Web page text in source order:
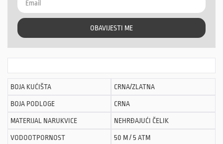
OBAVIJESTI ME
BOJA KUĆIŠTA CRNA/ZLATNA
BOJA PODLOGE CRNA
MATERIJAL NARUKVICE NEHRĐAJUĆI ČELIK
VODOOTPORNOST 50 M / 5 ATM